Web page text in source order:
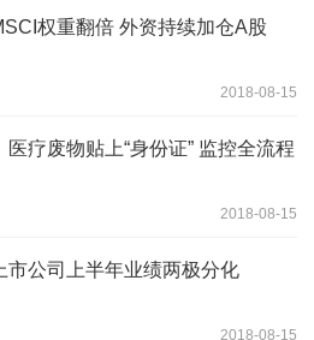
权重翻倍 外资持续加仓A股
2018-08-15
医疗废物贴上“身份证” 监控全流程
2018-08-15
市公司上半年业绩两极分化
2018-08-15